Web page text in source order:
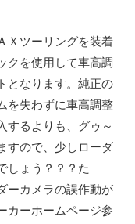
Ｘツーリングを装着
クを使用して車高調
となります。純正の
を失わずに車高調整
するよりも、グゥ～
すので、少しローダ
しょう？？？た
ーカメラの誤作動が
カーホームページ参